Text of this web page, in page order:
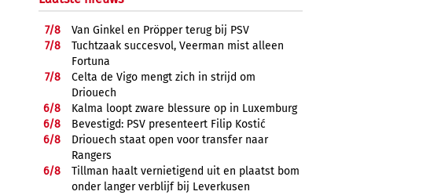
7/8
Van Ginkel en Pröpper terug bij PSV
7/8
Tuchtzaak succesvol, Veerman mist alleen
Fortuna
7/8
Celta de Vigo mengt zich in strijd om
Driouech
6/8
Kalma loopt zware blessure op in Luxemburg
6/8
Bevestigd: PSV presenteert Filip Kostić
6/8
Driouech staat open voor transfer naar
Rangers
6/8
Tillman haalt vernietigend uit en plaatst bom
onder langer verblijf bij Leverkusen